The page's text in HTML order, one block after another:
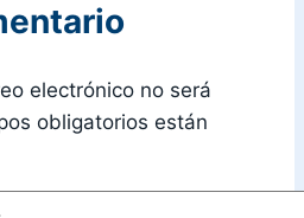
electrónico no será
obligatorios están